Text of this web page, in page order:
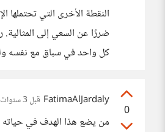
النقطة الأخرى التي
ضررًا عن السعي إلى
كل واحد في سباق مع نفسه
0
FatimaAlJardaly قبل 3 سنوات